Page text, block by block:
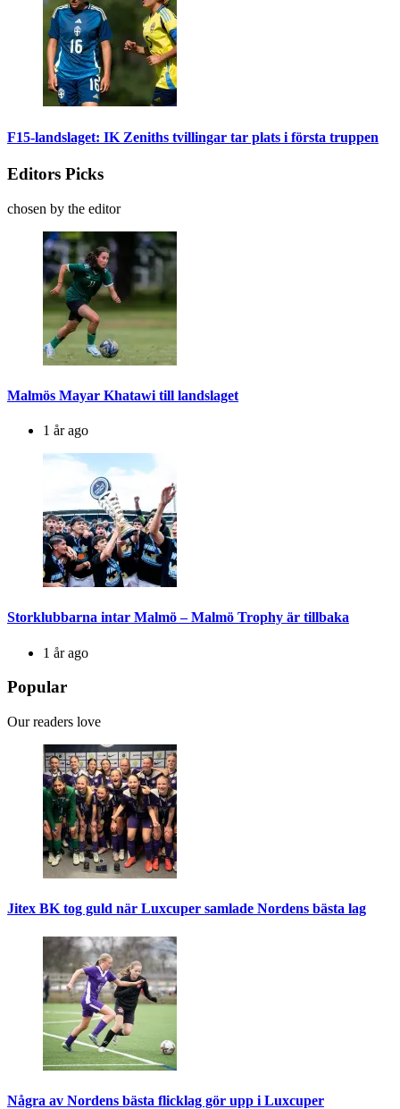
F15-landslaget: IK Zeniths tvillingar tar plats i första truppen
Editors Picks
chosen by the editor
Malmös Mayar Khatawi till landslaget
1 år ago
Storklubbarna intar Malmö – Malmö Trophy är tillbaka
1 år ago
Popular
Our readers love
Jitex BK tog guld när Luxcuper samlade Nordens bästa lag
Några av Nordens bästa flicklag gör upp i Luxcuper